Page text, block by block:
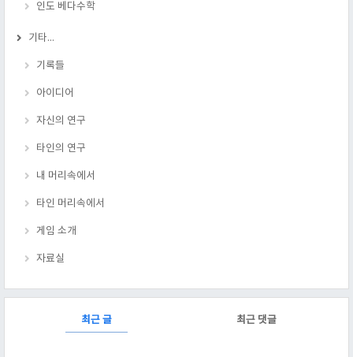
인도 베다수학
기타...
기록들
아이디어
자신의 연구
타인의 연구
내 머리속에서
타인 머리속에서
게임 소개
자료실
최근 글 최근 댓글